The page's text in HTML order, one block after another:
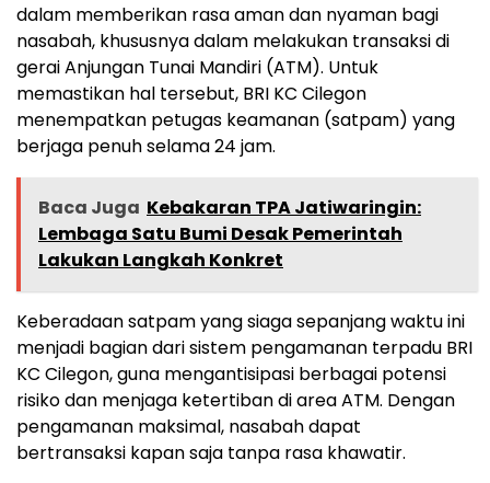
dalam memberikan rasa aman dan nyaman bagi
nasabah, khususnya dalam melakukan transaksi di
gerai Anjungan Tunai Mandiri (ATM). Untuk
memastikan hal tersebut, BRI KC Cilegon
menempatkan petugas keamanan (satpam) yang
berjaga penuh selama 24 jam.
Baca Juga Kebakaran TPA Jatiwaringin:
Lembaga Satu Bumi Desak Pemerintah
Lakukan Langkah Konkret
Keberadaan satpam yang siaga sepanjang waktu ini
menjadi bagian dari sistem pengamanan terpadu BRI
KC Cilegon, guna mengantisipasi berbagai potensi
risiko dan menjaga ketertiban di area ATM. Dengan
pengamanan maksimal, nasabah dapat
bertransaksi kapan saja tanpa rasa khawatir.